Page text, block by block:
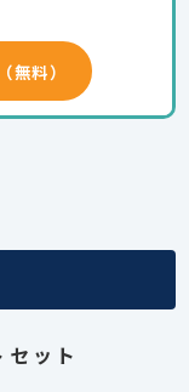
無料）
ット